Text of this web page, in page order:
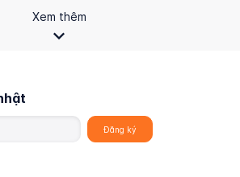
Xem thêm